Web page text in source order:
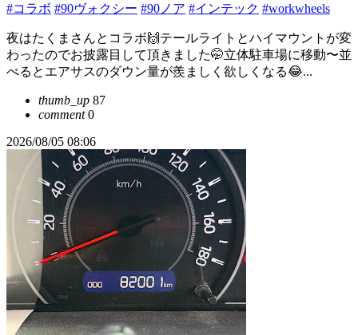
#コラボ #90ヴォクシー #90ノア #インテック #workwheels
夜はたくまさんとコラボ🙌テールライトとハイマウントが変
わったのでお披露目して頂きました🤭立体駐車場に移動〜並
べるとエアサスのダウン量が羨ましく欲しくなる😂...
thumb_up 87
comment0
2026/08/05 08:06